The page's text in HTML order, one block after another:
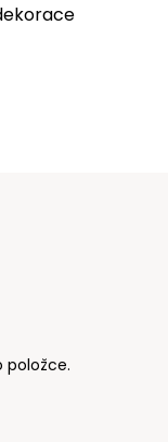
položce.